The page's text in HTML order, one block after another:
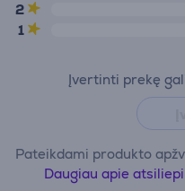
2
1
Įvertinti prekę
Pateikdami produkto
Daugiau apie